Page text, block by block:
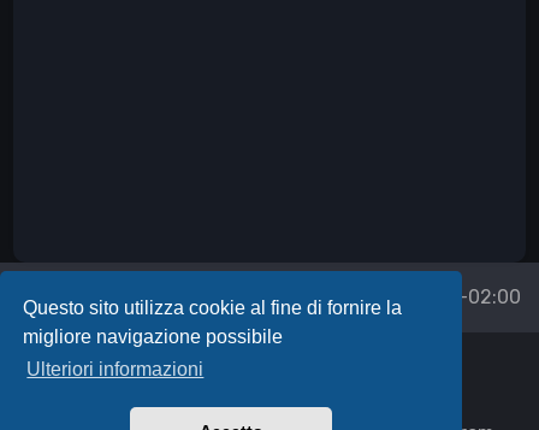
Questo sito utilizza cookie al fine di fornire la
migliore navigazione possibile
Ulteriori informazioni
Forum Tutti gli orari sono UTC+02:00
Powered byphpBB™
Icons made byUniconlabs
Fathema Khanom,Freepik,itim2101